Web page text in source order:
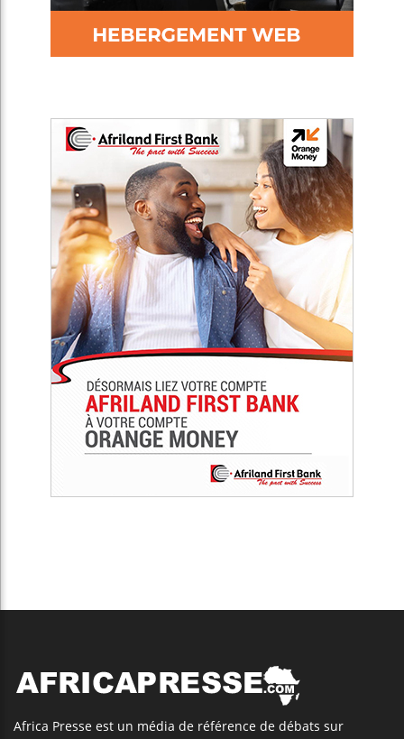
Africa Presse est un média de référence de débats sur